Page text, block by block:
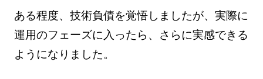
ある程度、技術負債を覚悟しましたが、実際に
運用のフェーズに入ったら、さらに実感できる
ようになりました。